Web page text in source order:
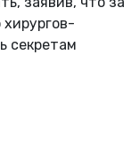
секретам